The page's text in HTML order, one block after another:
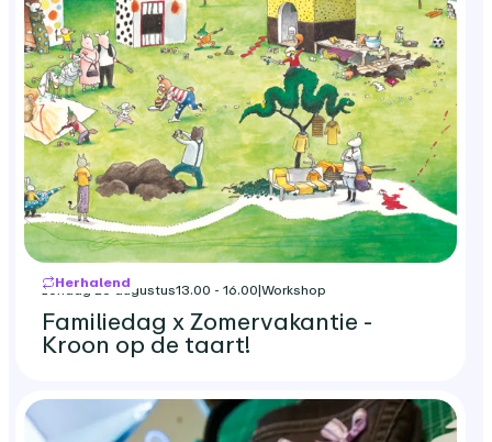
Herhalend
zondag 23 augustus13.00 - 16.00|Workshop
Familiedag x Zomervakantie -
Kroon op de taart!